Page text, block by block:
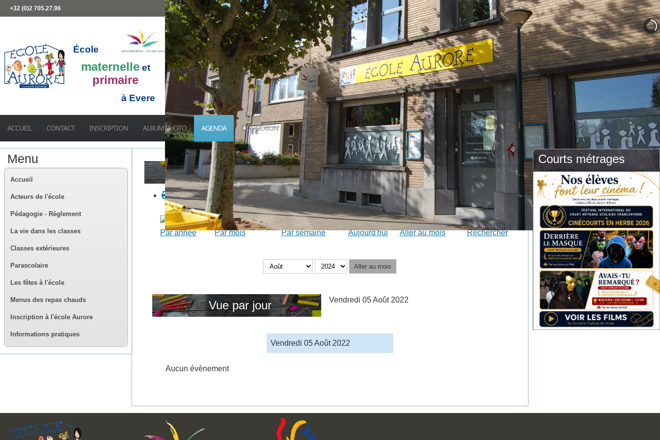
+32 (0)2 705.27.96
École
maternelle et
primaire
à Evere
ACCUEIL CONTACT INSCRIPTION ALBUM PHOTO AGENDA CONNEXION
Menu
Accueil
Acteurs de l'école
Pédagogie - Règlement
La vie dans les classes
Classes extérieures
Parascolaire
Les fêtes à l'école
Menus des repas chauds
Inscription à l'école Aurore
Informations pratiques
Calendrier
Par année Par mois Par semaine Aujourd'hui Aller au mois Rechercher
Aller au mois
Vue par jour Vendredi 05 Août 2022
Vendredi 05 Août 2022
Aucun évènement
Courts métrages